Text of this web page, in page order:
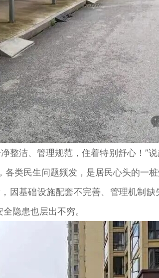
洁、管理规范，住着特别舒心！”
类民生问题频发，是居民心头的一桩
基础设施配套不完善、管理机制缺
隐患也层出不穷。